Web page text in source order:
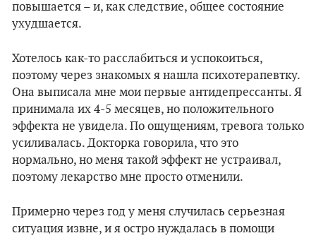
повышается – и, как следствие, общее состояние
ухудшается.
Хотелось как-то расслабиться и успокоиться,
поэтому через знакомых я нашла психотерапевтку.
Она выписала мне мои первые антидепрессанты. Я
принимала их 4-5 месяцев, но положительного
эффекта не увидела. По ощущениям, тревога только
усиливалась. Докторка говорила, что это
нормально, но меня такой эффект не устраивал,
поэтому лекарство мне просто отменили.
Примерно через год у меня случилась серьезная
ситуация извне, и я остро нуждалась в помощи